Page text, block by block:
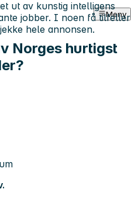
Meny
Norges hurtigst
ut av kunstig intelligens
jobber. I noen få tilfeller
hele annonsen.